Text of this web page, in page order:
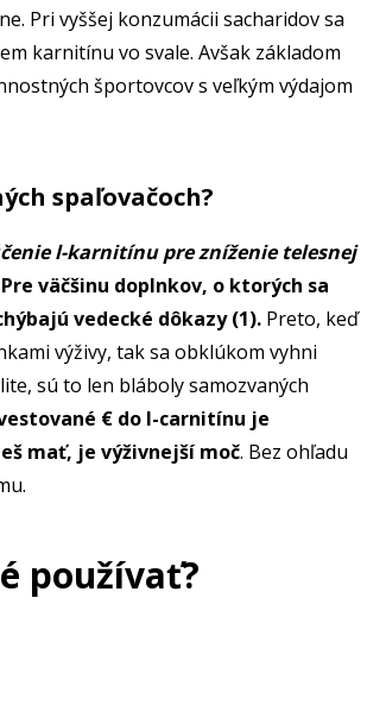
Pri vyššej konzumácii sacharidov sa
karnitínu vo svale. Avšak základom
športovcov s veľkým výdajom
spaľovačoch?
l-karnitínu pre zníženie telesnej
Pre väčšinu doplnkov, o ktorých sa
vedecké dôkazy (1). Preto, keď
výživy, tak sa obklúkom vyhni
sú to len bláboly samozvaných
€ do l-carnitínu je
mať, je výživnejší moč. Bez ohľadu
používať?